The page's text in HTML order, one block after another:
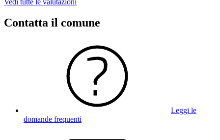
Vedi tutte le valutazioni
Contatta il comune
Leggi le
domande frequenti